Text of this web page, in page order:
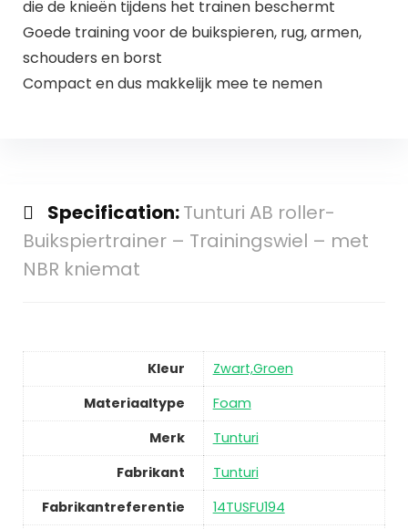
die de knieën tijdens het trainen beschermt
Goede training voor de buikspieren, rug, armen,
schouders en borst
Compact en dus makkelijk mee te nemen
Specification:Tunturi AB roller-
Buikspiertrainer – Trainingswiel – met
NBR kniemat
Kleur
Zwart,Groen
Materiaaltype
Foam
Merk
Tunturi
Fabrikant
Tunturi
Fabrikantreferentie
14TUSFU194